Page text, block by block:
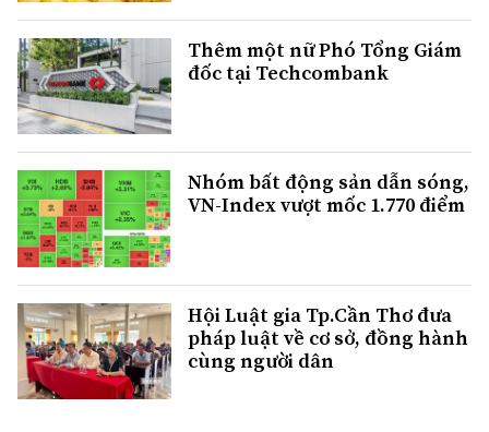
Thêm một nữ Phó Tổng Giám
đốc tại Techcombank
Nhóm bất động sản dẫn sóng,
VN-Index vượt mốc 1.770 điểm
Hội Luật gia Tp.Cần Thơ đưa
pháp luật về cơ sở, đồng hành
cùng người dân